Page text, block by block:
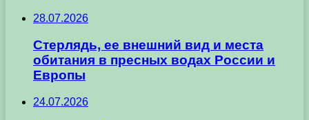
28.07.2026
Стерлядь, ее внешний вид и места
обитания в пресных водах России и
Европы
24.07.2026